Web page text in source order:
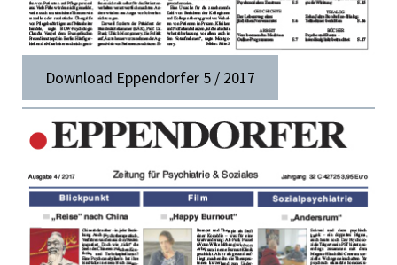
Download Eppendorfer 5 / 2017